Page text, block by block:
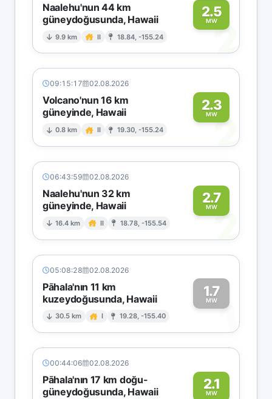
Naalehu'nun 44 km
güneydoğusunda, Hawaii
9.9 km II 18.84, -155.24
2.5
MW2
09:15:17 02.08.2026
Volcano'nun 16 km
güneyinde, Hawaii
0.8 km II 19.30, -155.24
2.3
MW2
06:43:59 02.08.2026
Naalehu'nun 32 km
güneyinde, Hawaii
16.4 km II 18.78, -155.54
2.7
MW2
05:08:28 02.08.2026
Pāhala'nın 11 km
kuzeydoğusunda, Hawaii
30.5 km I 19.28, -155.40
1.7
MW1
00:44:06 02.08.2026
Pāhala'nın 17 km doğu-
güneydoğusunda, Hawaii
2.1
MW